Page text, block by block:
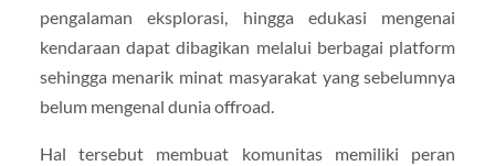
pengalaman eksplorasi, hingga edukasi mengenai
kendaraan dapat dibagikan melalui berbagai platform
sehingga menarik minat masyarakat yang sebelumnya
belum mengenal dunia offroad.
Hal tersebut membuat komunitas memiliki peran